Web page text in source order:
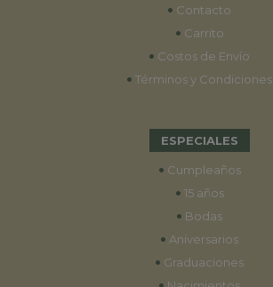
• Contacto
• Carrito
• Costos de Envío
• Términos y Condiciones
ESPECIALES
• Cumpleaños
• 15 años
• Bodas
• Aniversarios
• Graduaciones